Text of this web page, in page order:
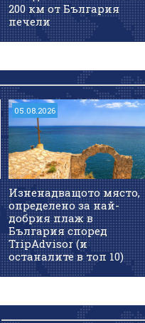
200 км от България
печели
05.08.2026
Изненадващото място,
определено за най-
добрия плаж в
България според
TripAdvisor (и
останалите в топ 10)